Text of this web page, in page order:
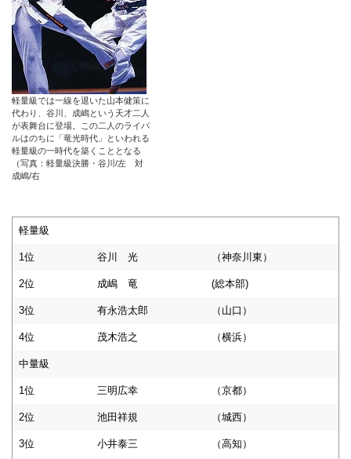
軽量級では一線を退いた山本健策に
代わり、谷川、成嶋という天才二人
が表舞台に登場。この二人のライバ
ルはのちに「竜光時代」といわれる
軽量級の一時代を築くこととなる
（写真：軽量級決勝・谷川/左 対
成嶋/右
軽量級
1位 谷川 光 （神奈川東）
2位 成嶋 竜 (総本部)
3位 有永浩太郎 （山口）
4位 茂木浩之 （横浜）
中量級
1位 三明広幸 （京都）
2位 池田祥規 （城西）
3位 小井泰三 （高知）